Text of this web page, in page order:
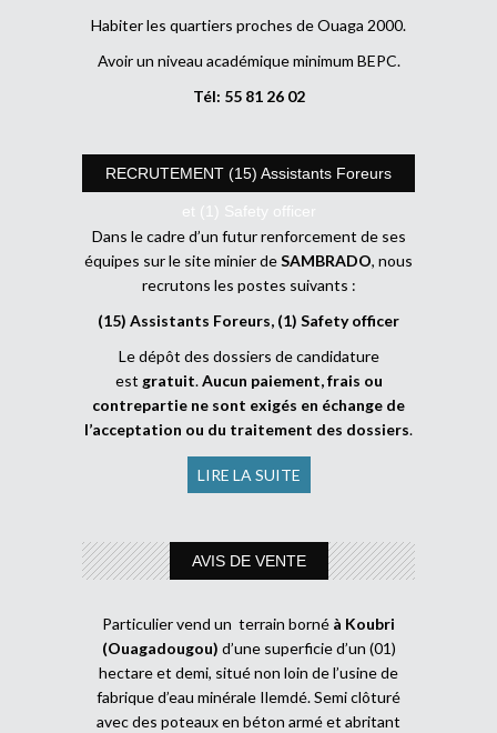
Habiter les quartiers proches de Ouaga 2000.
Avoir un niveau académique minimum BEPC.
Tél: 55 81 26 02
RECRUTEMENT (15) Assistants Foreurs
et (1) Safety officer
Dans le cadre d’un futur renforcement de ses
équipes sur le site minier deSAMBRADO, nous
recrutons les postes suivants :
(15) Assistants Foreurs, (1) Safety officer
Le dépôt des dossiers de candidature
est gratuit.Aucun paiement, frais ou
contrepartie ne sont exigés en échange de
l’acceptation ou du traitement des dossiers.
LIRE LA SUITE
AVIS DE VENTE
Particulier vend un terrain borné à Koubri
(Ouagadougou) d’une superficie d’un (01)
hectare et demi, situé non loin de l’usine de
fabrique d’eau minérale Ilemdé. Semi clôturé
avec des poteaux en béton armé et abritant